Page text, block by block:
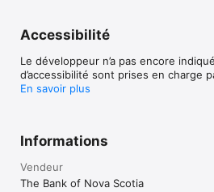
Accessibilité
Le développeur n’a pas encore
d’accessibilité sont prises en charge
En savoir plus
Informations
Vendeur
The Bank of Nova Scotia